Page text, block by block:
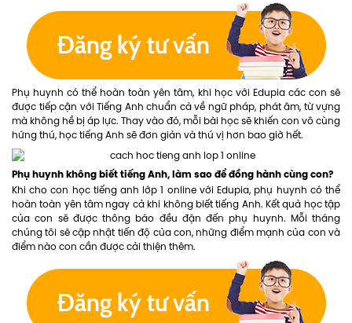
Phụ huynh có thể hoàn toàn yên tâm, khi học với Edupia các con sẽ
được tiếp cận với Tiếng Anh chuẩn cả về ngữ pháp, phát âm, từ vựng
mà không hề bị áp lực. Thay vào đó, mỗi bài học sẽ khiến con vô cùng
hứng thú, học tiếng Anh sẽ đơn giản và thú vị hơn bao giờ hết.
Phụ huynh không biết tiếng Anh, làm sao để đồng hành cùng con?
Khi cho con học tiếng anh lớp 1 online với Edupia, phụ huynh có thể
hoàn toàn yên tâm ngay cả khi không biết tiếng Anh. Kết quả học tập
của con sẽ được thông báo đều đặn đến phụ huynh. Mỗi tháng
chúng tôi sẽ cập nhật tiến độ của con, những điểm mạnh của con và
điểm nào con cần được cải thiện thêm.